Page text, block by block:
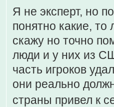
Я не эксперт, но
понятно какие, то
скажу но точно
люди и у них из
часть игроков
они реально
страны привел к